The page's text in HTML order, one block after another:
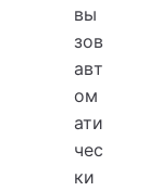
вы
зов
авт
ом
ати
чес
ки